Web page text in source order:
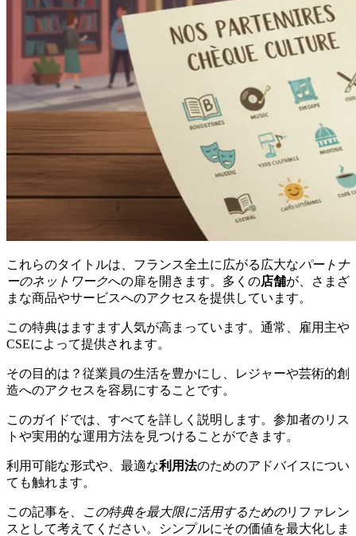
これらのタイトルは、フランス全土に広がる広大なパートナ
ーのネットワークへの扉を開きます。多くの店舗が、さまざ
まな商品やサービスへのアクセスを提供しています。
この特典はますます人気が高まっています。通常、雇用主や
CSEによって提供されます。
その目的は？従業員の生活を豊かにし、レジャーや芸術的創
造へのアクセスを容易にすることです。
このガイドでは、すべてを詳しく説明します。参加者のリス
トや実用的な運用方法を見つけることができます。
利用可能な形式や、最適な利用法のためのアドバイスについ
ても触れます。
この記事を、 この特典を最大限に活用するためのリファレン
スとして考えてください。シンプルにその価値を最大化しま